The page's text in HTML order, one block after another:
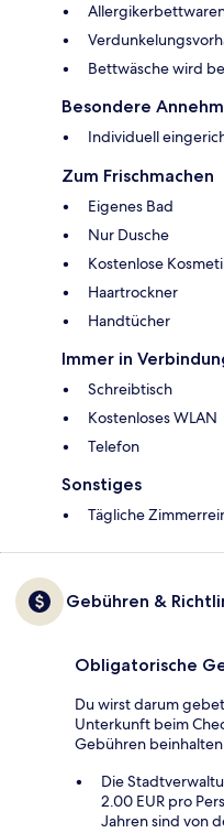
Bettwäsche wird
Besondere
Individuell
Zum Frischmachen
Eigenes Bad
Nur Dusche
Kostenlose
Haartrockner
Handtücher
Immer in
Schreibtisch
Kostenloses WLAN
Telefon
Sonstiges
Tägliche
Gebühren &
Obligatorische
Du wirst darum
Unterkunft beim
Gebühren
Die
2.00 EUR pro
Jahren sind von